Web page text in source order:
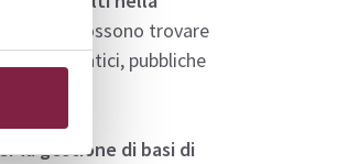
. I laureati possono trovare
informatici, pubbliche
la gestione di basi di